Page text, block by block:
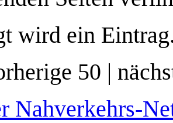
wird ein
50 |
Nahverkehrs-